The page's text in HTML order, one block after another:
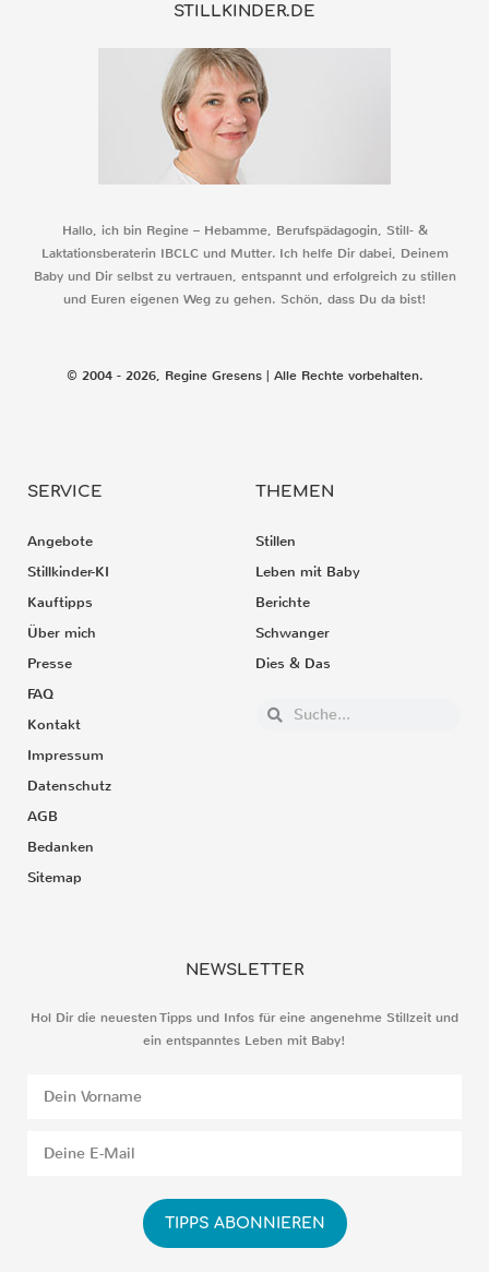
STILLKINDER.DE
Hallo, ich bin Regine – Hebamme, Berufspädagogin, Still- &
Laktationsberaterin IBCLC und Mutter. Ich helfe Dir dabei, Deinem
Baby und Dir selbst zu vertrauen, entspannt und erfolgreich zu stillen
und Euren eigenen Weg zu gehen. Schön, dass Du da bist!
© 2004 - 2026, Regine Gresens | Alle Rechte vorbehalten.
SERVICE
Angebote
Stillkinder-KI
Kauftipps
Über mich
Presse
FAQ
Kontakt
Impressum
Datenschutz
AGB
Bedanken
Sitemap
THEMEN
Stillen
Leben mit Baby
Berichte
Schwanger
Dies & Das
NEWSLETTER
Hol Dir die neuesten Tipps und Infos für eine angenehme Stillzeit und
ein entspanntes Leben mit Baby!
TIPPS ABONNIEREN